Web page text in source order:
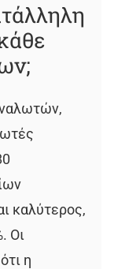
καλύτερος,
Οι
η